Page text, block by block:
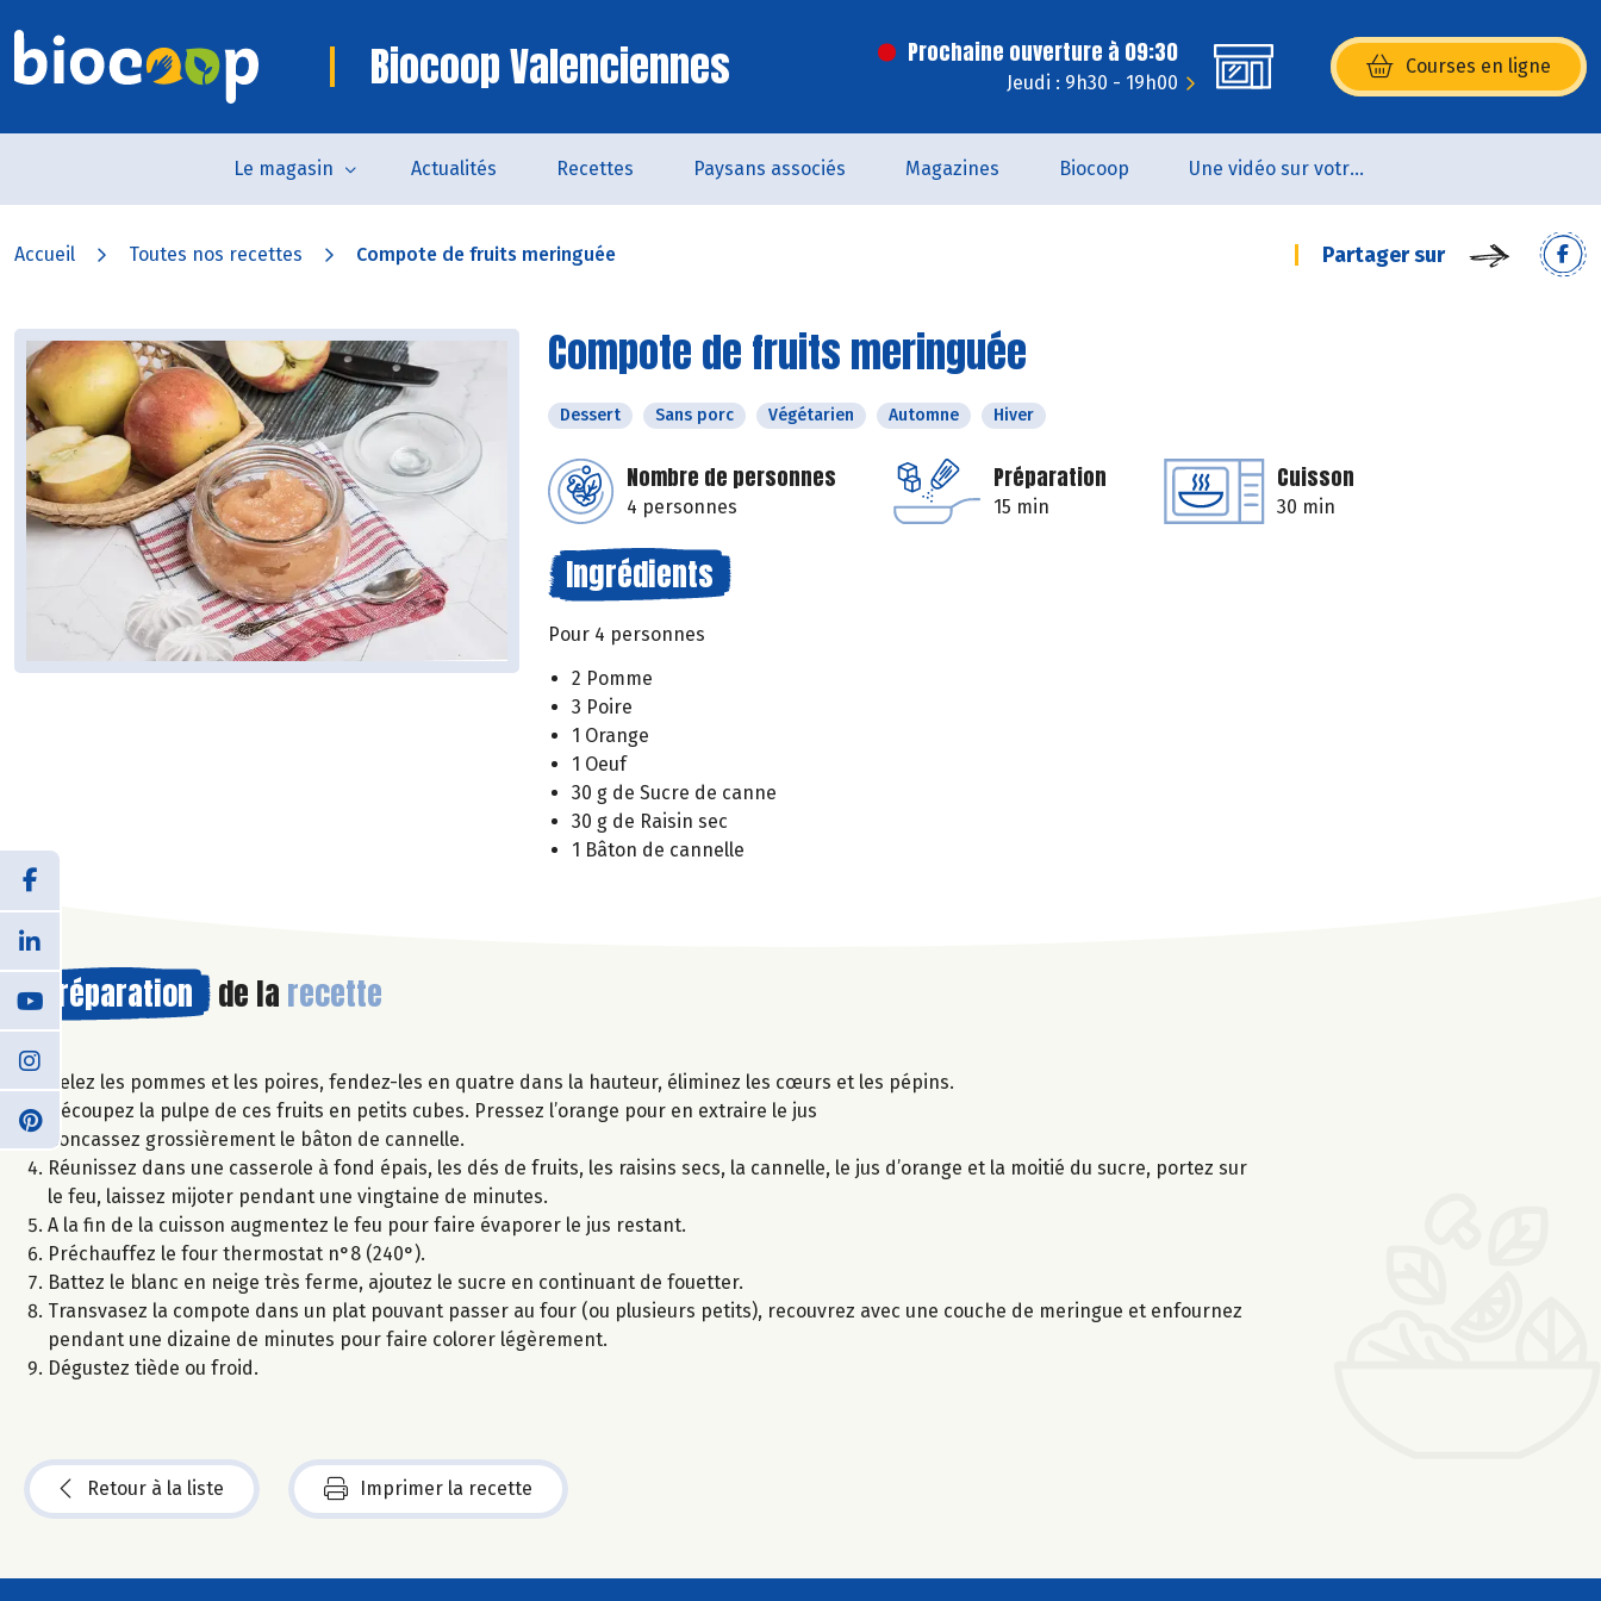
Biocoop Valenciennes Prochaine ouverture à 09:30
Jeudi : 9h30 - 19h00
Courses en ligne
(s’ouvre dans une nouvelle
Le magasin Actualités Recettes Paysans associés Magazines Biocoop Une vidéo sur votre magasin...
Accueil Toutes nos recettes Compote de fruits meringuée Partager sur
Compote de fruits meringuée
Dessert Sans porc Végétarien Automne Hiver
Nombre de personnes
4 personnes
Préparation
15 min
Cuisson
30 min
Ingrédients
Pour 4 personnes
2 Pomme
3 Poire
1 Orange
1 Oeuf
30 g de Sucre de canne
30 g de Raisin sec
1 Bâton de cannelle
Préparation de la recette
Pelez les pommes et les poires, fendez-les en quatre dans la hauteur, éliminez les cœurs et les pépins.
Découpez la pulpe de ces fruits en petits cubes. Pressez l’orange pour en extraire le jus
Concassez grossièrement le bâton de cannelle.
Réunissez dans une casserole à fond épais, les dés de fruits, les raisins secs, la cannelle, le jus d’orange et la moitié du sucre, portez sur
le feu, laissez mijoter pendant une vingtaine de minutes.
A la fin de la cuisson augmentez le feu pour faire évaporer le jus restant.
Préchauffez le four thermostat n°8 (240°).
Battez le blanc en neige très ferme, ajoutez le sucre en continuant de fouetter.
Transvasez la compote dans un plat pouvant passer au four (ou plusieurs petits), recouvrez avec une couche de meringue et enfournez
pendant une dizaine de minutes pour faire colorer légèrement.
Dégustez tiède ou froid.
Retour à la liste Imprimer la recette